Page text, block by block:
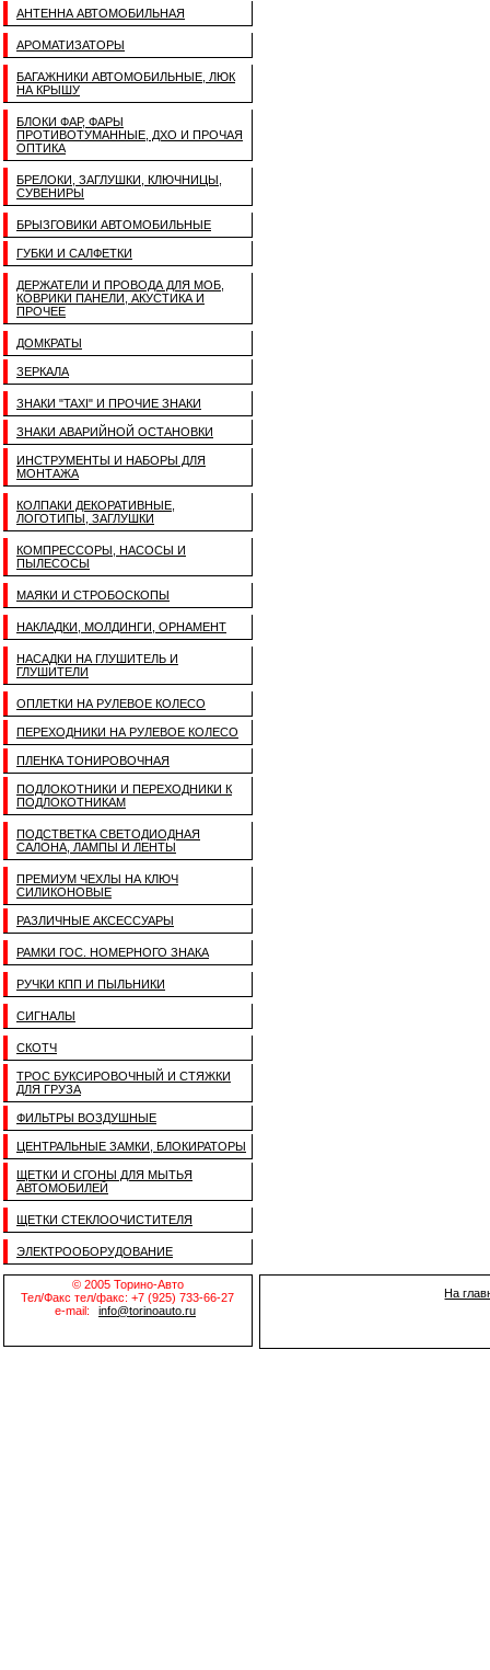
АНТЕННА АВТОМОБИЛЬНАЯ
АРОМАТИЗАТОРЫ
БАГАЖНИКИ АВТОМОБИЛЬНЫЕ, ЛЮК
НА КРЫШУ
БЛОКИ ФАР, ФАРЫ
ПРОТИВОТУМАННЫЕ, ДХО И ПРОЧАЯ
ОПТИКА
БРЕЛОКИ, ЗАГЛУШКИ, КЛЮЧНИЦЫ,
СУВЕНИРЫ
БРЫЗГОВИКИ АВТОМОБИЛЬНЫЕ
ГУБКИ И САЛФЕТКИ
ДЕРЖАТЕЛИ И ПРОВОДА ДЛЯ МОБ,
КОВРИКИ ПАНЕЛИ, АКУСТИКА И
ПРОЧЕЕ
ДОМКРАТЫ
ЗЕРКАЛА
ЗНАКИ "TAXI" И ПРОЧИЕ ЗНАКИ
ЗНАКИ АВАРИЙНОЙ ОСТАНОВКИ
ИНСТРУМЕНТЫ И НАБОРЫ ДЛЯ
МОНТАЖА
КОЛПАКИ ДЕКОРАТИВНЫЕ,
ЛОГОТИПЫ, ЗАГЛУШКИ
КОМПРЕССОРЫ, НАСОСЫ И
ПЫЛЕСОСЫ
МАЯКИ И СТРОБОСКОПЫ
НАКЛАДКИ, МОЛДИНГИ, ОРНАМЕНТ
НАСАДКИ НА ГЛУШИТЕЛЬ И
ГЛУШИТЕЛИ
ОПЛЕТКИ НА РУЛЕВОЕ КОЛЕСО
ПЕРЕХОДНИКИ НА РУЛЕВОЕ КОЛЕСО
ПЛЕНКА ТОНИРОВОЧНАЯ
ПОДЛОКОТНИКИ И ПЕРЕХОДНИКИ К
ПОДЛОКОТНИКАМ
ПОДСТВЕТКА СВЕТОДИОДНАЯ
САЛОНА, ЛАМПЫ И ЛЕНТЫ
ПРЕМИУМ ЧЕХЛЫ НА КЛЮЧ
СИЛИКОНОВЫЕ
РАЗЛИЧНЫЕ АКСЕССУАРЫ
РАМКИ ГОС. НОМЕРНОГО ЗНАКА
РУЧКИ КПП И ПЫЛЬНИКИ
СИГНАЛЫ
СКОТЧ
ТРОС БУКСИРОВОЧНЫЙ И СТЯЖКИ
ДЛЯ ГРУЗА
ФИЛЬТРЫ ВОЗДУШНЫЕ
ЦЕНТРАЛЬНЫЕ ЗАМКИ, БЛОКИРАТОРЫ
ЩЕТКИ И СГОНЫ ДЛЯ МЫТЬЯ
АВТОМОБИЛЕЙ
ЩЕТКИ СТЕКЛООЧИСТИТЕЛЯ
ЭЛЕКТРООБОРУДОВАНИЕ
© 2005 Торино-Авто
Тел/Факс тел/факс: +7 (925) 733-66-27
e-mail:
info@torinoauto.ru
На